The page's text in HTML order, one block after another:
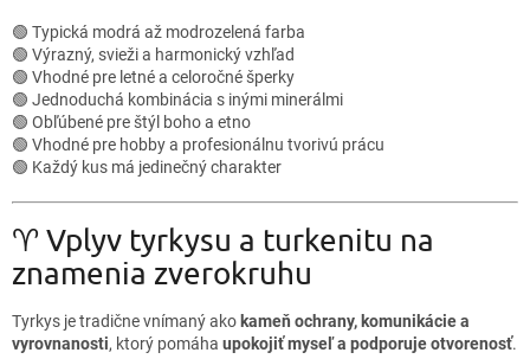
🟢 Typická modrá až modrozelená farba
🟢 Výrazný, svieži a harmonický vzhľad
🟢 Vhodné pre letné a celoročné šperky
🟢 Jednoduchá kombinácia s inými minerálmi
🟢 Obľúbené pre štýl boho a etno
🟢 Vhodné pre hobby a profesionálnu tvorivú prácu
🟢 Každý kus má jedinečný charakter
♈ Vplyv tyrkysu a turkenitu na
znamenia zverokruhu
Tyrkys je tradične vnímaný ako kameň ochrany, komunikácie a
vyrovnanosti, ktorý pomáha upokojiť myseľ a podporuje otvorenosť.